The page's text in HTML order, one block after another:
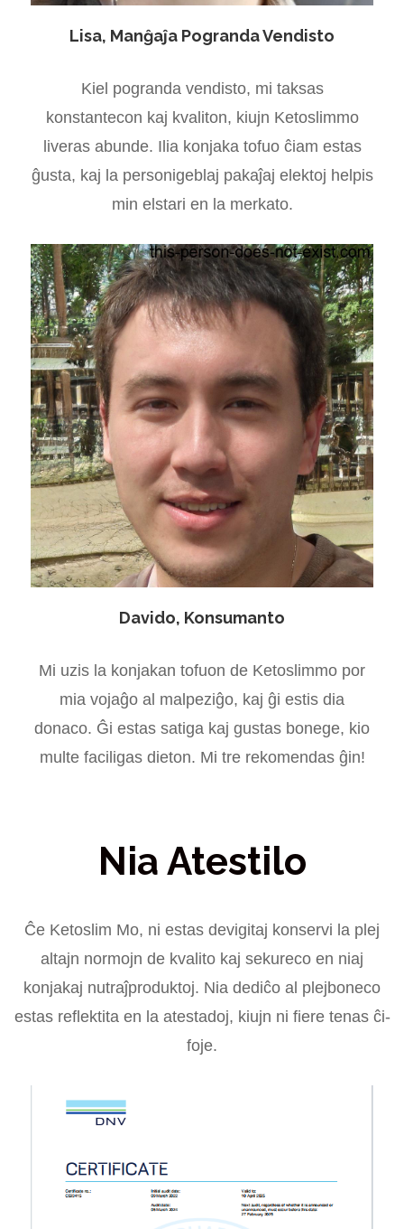
Lisa, Manĝaĵa Pogranda Vendisto
Kiel pogranda vendisto, mi taksas
konstantecon kaj kvaliton, kiujn Ketoslimmo
liveras abunde. Ilia konjaka tofuo ĉiam estas
ĝusta, kaj la personigeblaj pakaĵaj elektoj helpis
min elstari en la merkato.
Davido, Konsumanto
Mi uzis la konjakan tofuon de Ketoslimmo por
mia vojaĝo al malpeziĝo, kaj ĝi estis dia
donaco. Ĝi estas satiga kaj gustas bonege, kio
multe faciligas dieton. Mi tre rekomendas ĝin!
Nia Atestilo
Ĉe Ketoslim Mo, ni estas devigitaj konservi la plej
altajn normojn de kvalito kaj sekureco en niaj
konjakaj nutraĵproduktoj. Nia dediĉo al plejboneco
estas reflektita en la atestadoj, kiujn ni fiere tenas ĉi-
foje.